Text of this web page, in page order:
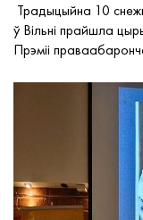
Традыцыйна 10
ў Вільні прайшла
Прэміі